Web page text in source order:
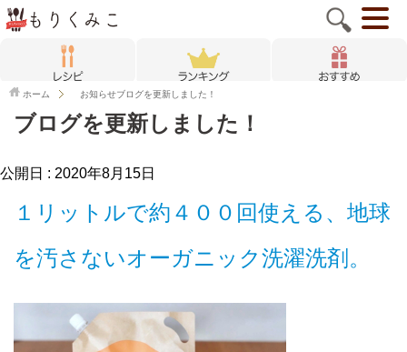
ホーム お知らせブログを更新しました！
ブログを更新しました！
公開日 : 2020年8月15日
１リットルで約４００回使える、地球
を汚さないオーガニック洗濯洗剤。